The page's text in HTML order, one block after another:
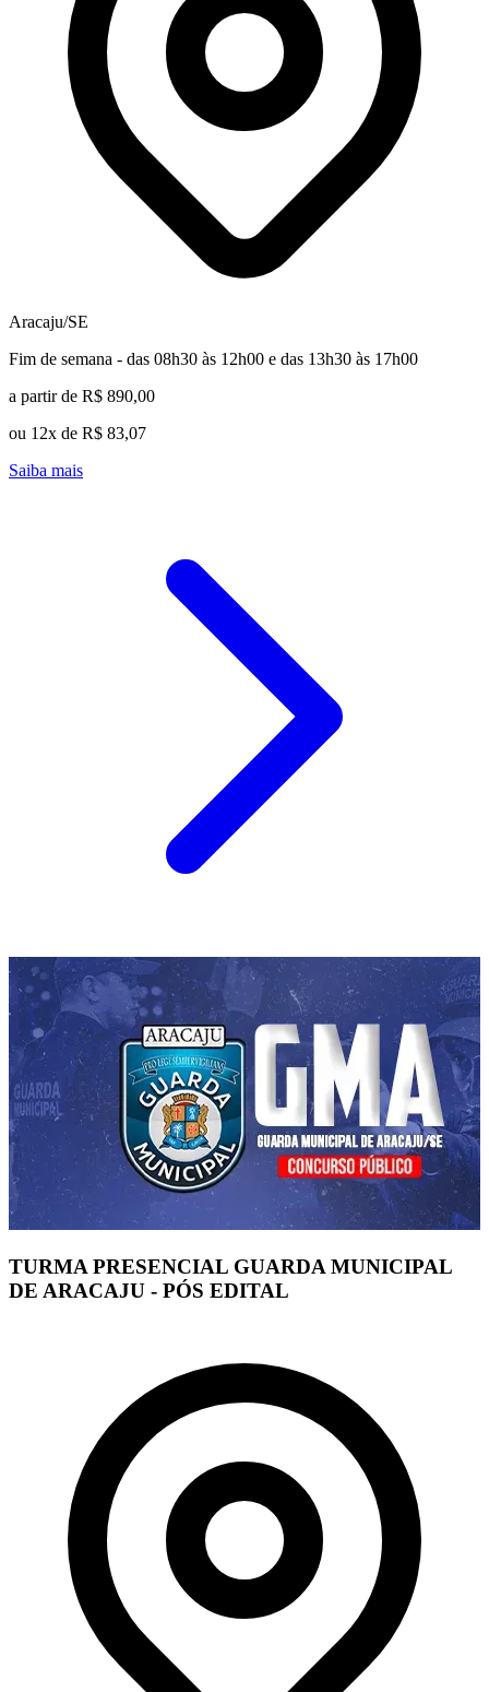
Aracaju/SE
Fim de semana - das 08h30 às 12h00 e das 13h30 às 17h00
a partir de R$ 890,00
ou 12x de R$ 83,07
Saiba mais
TURMA PRESENCIAL GUARDA MUNICIPAL
DE ARACAJU - PÓS EDITAL